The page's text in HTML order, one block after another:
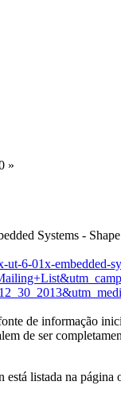
»
Systems -
6-01x-embedded-
de informação
de ser
listada na